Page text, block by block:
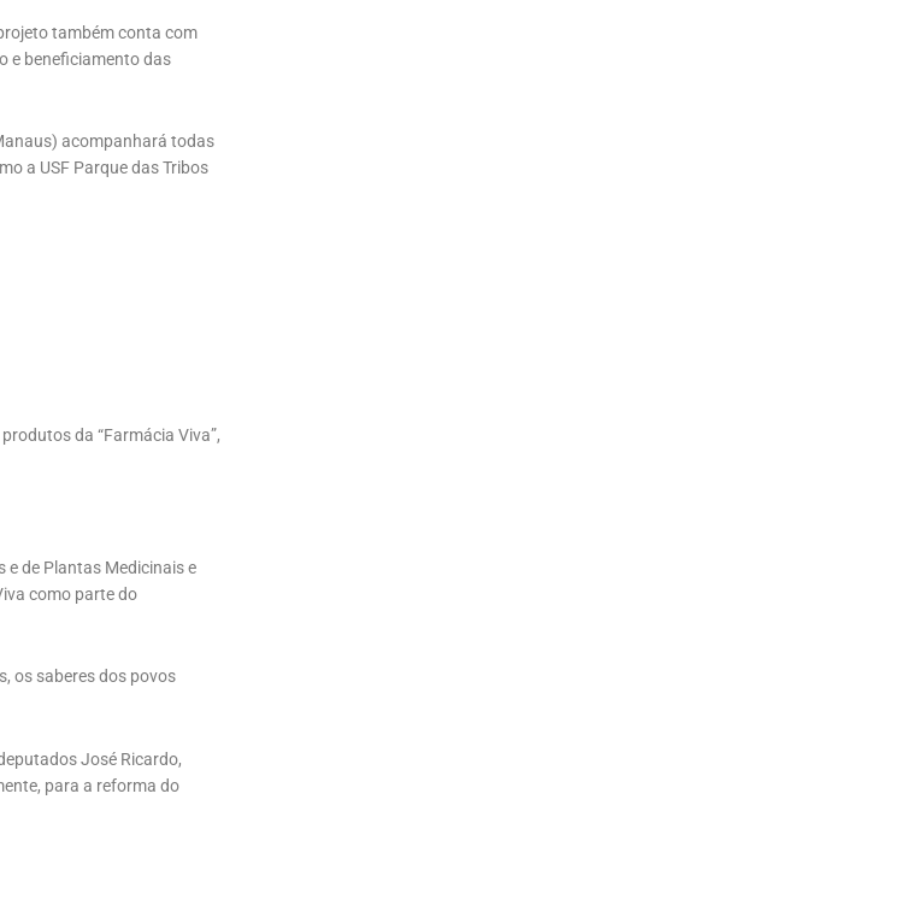
também conta com
e beneficiamento das
acompanhará todas
a USF Parque das Tribos
da “Farmácia Viva”,
de Plantas Medicinais e
como parte do
os saberes dos povos
José Ricardo,
para a reforma do